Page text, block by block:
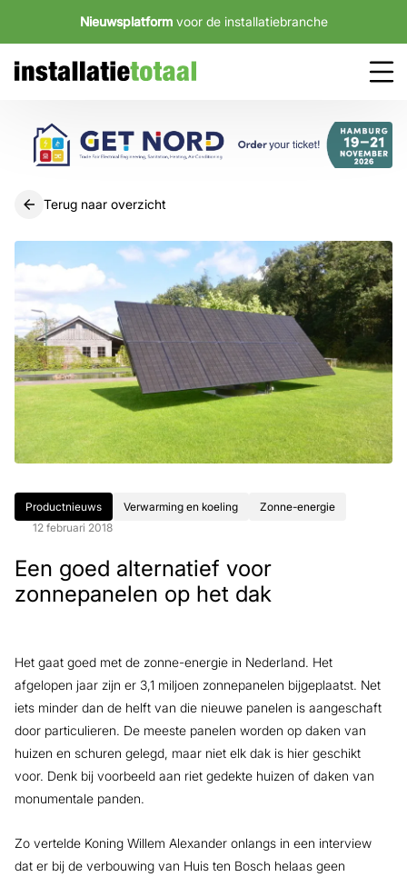
Nieuwsplatform voor de installatiebranche
Terug naar overzicht
Productnieuws Verwarming en koeling
Zonne-energie
12 februari 2018
Een goed alternatief voor
zonnepanelen op het dak
Het gaat goed met de zonne-energie in Nederland. Het
afgelopen jaar zijn er 3,1 miljoen zonnepanelen bijgeplaatst. Net
iets minder dan de helft van die nieuwe panelen is aangeschaft
door particulieren. De meeste panelen worden op daken van
huizen en schuren gelegd, maar niet elk dak is hier geschikt
voor. Denk bij voorbeeld aan riet gedekte huizen of daken van
monumentale panden.
Zo vertelde Koning Willem Alexander onlangs in een interview
dat er bij de verbouwing van Huis ten Bosch helaas geen